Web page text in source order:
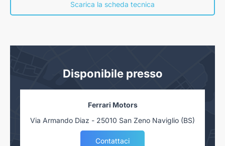
Scarica la scheda tecnica
Disponibile presso
Ferrari Motors
Via Armando Diaz - 25010 San Zeno Naviglio (BS)
Contattaci